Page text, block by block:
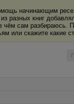
начинающим
разных книг
сам разбираюсь.
или скажите какие